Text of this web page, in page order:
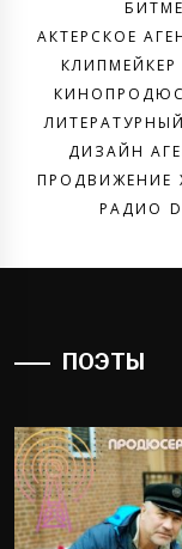
АКТЕРСКОЕ
КЛИПМЕЙКЕР
ДИЗАЙН
ПРОДВИЖЕНИЕ
РАДИО
ПОЭТЫ